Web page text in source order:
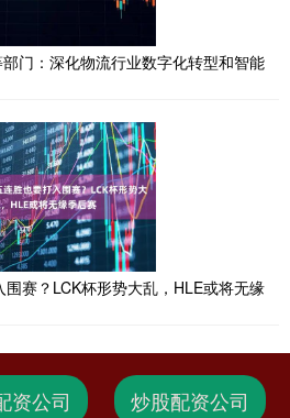
门：深化物流行业数字化转型和智能
赛？LCK杯形势大乱，HLE或将无缘
资公司 炒股配资公司